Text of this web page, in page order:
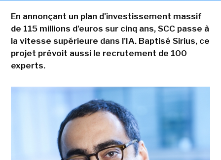
En annonçant un plan d'investissement massif
de 115 millions d'euros sur cinq ans, SCC passe à
la vitesse supérieure dans l'IA. Baptisé Sirius, ce
projet prévoit aussi le recrutement de 100
experts.